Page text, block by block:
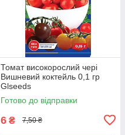
Томат високорослий чері
Вишневий коктейль 0,1 гр
Glseeds
Готово до відправки
6 ₴ 7,50 ₴